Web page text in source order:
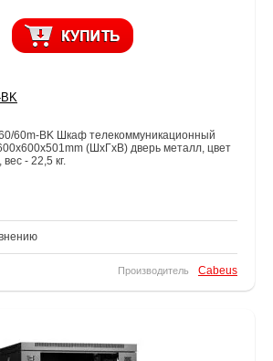
60m-BK Шкаф телекоммуникационный
(ШхГхВ) дверь металл, цвет
- 22,5 кг.
Производитель Cabeus